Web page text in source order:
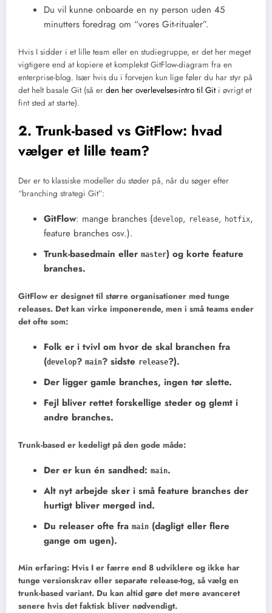
Du vil kunne onboarde en ny person uden 45
minutters foredrag om “vores Git-ritualer”.
Hvis I sidder i et lille team eller en studiegruppe, er det her meget
vigtigere end at kopiere et komplekst GitFlow-diagram fra en
enterprise-blog. Især hvis du i forvejen kun lige føler du har styr på
det helt basale Git (så er den her overlevelses-intro til Giti øvrigt et
fint sted at starte).
2. Trunk-based vs GitFlow: hvad
vælger et lille team?
Der er to klassiske modeller du støder på, når du søger efter
“branching strategi Git”:
GitFlow: mange branches (develop, release, hotfix,
feature branches osv.).
Trunk-basedmain eller master) og korte feature
branches.
GitFlow er designet til større organisationer med tunge
releases. Det kan virke imponerende, men i små teams ender
det ofte som:
Folk er i tvivl om hvor de skal branchen fra
(develop? main? sidste release?).
Der ligger gamle branches, ingen tør slette.
Fejl bliver rettet forskellige steder og glemt i
andre branches.
Trunk-based er kedeligt på den gode måde:
Der er kun én sandhed: main.
Alt nyt arbejde sker i små feature branches der
hurtigt bliver merged ind.
Du releaser ofte fra main (dagligt eller flere
gange om ugen).
Min erfaring: Hvis I er færre end 8 udviklere og ikke har
tunge versionskrav eller separate release-tog, så vælg en
trunk-based variant. Du kan altid gøre det mere avanceret
senere hvis det faktisk bliver nødvendigt.